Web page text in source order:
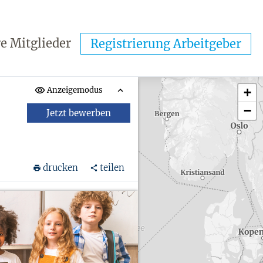
Mitglieder Registrierung Arbeitgeber
Anzeigemodus
Jetzt bewerben
drucken teilen
+
−